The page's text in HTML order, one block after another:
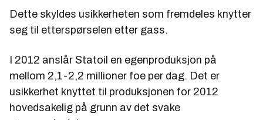
Dette skyldes usikkerheten som fremdeles knytter
seg til etterspørselen etter gass.
I 2012 anslår Statoil en egenproduksjon på
mellom 2,1-2,2 millioner foe per dag. Det er
usikkerhet knyttet til produksjonen for 2012
hovedsakelig på grunn av det svake